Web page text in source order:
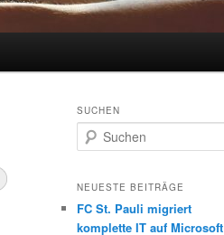
SUCHEN
u
h
n
NEUESTE BEITRÄGE
FC St. Pauli migriert
komplette IT auf Microsoft